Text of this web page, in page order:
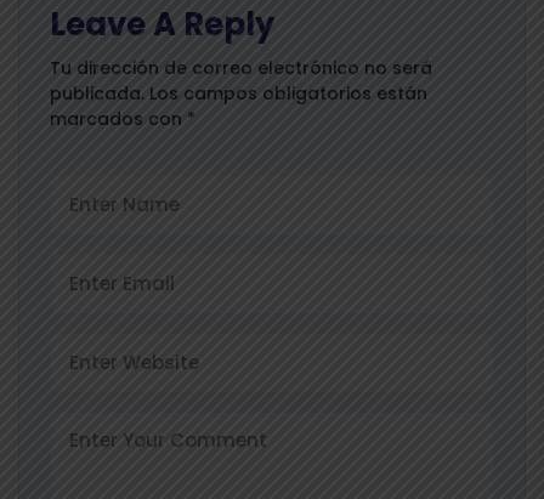
Leave A Reply
Tu dirección de correo electrónico no será
publicada. Los campos obligatorios están
marcados con *